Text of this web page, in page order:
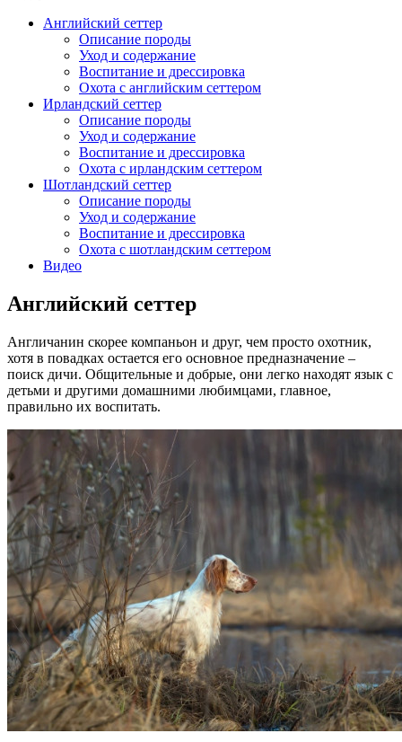
Английский сеттер
Описание породы
Уход и содержание
Воспитание и дрессировка
Охота с английским сеттером
Ирландский сеттер
Описание породы
Уход и содержание
Воспитание и дрессировка
Охота с ирландским сеттером
Шотландский сеттер
Описание породы
Уход и содержание
Воспитание и дрессировка
Охота с шотландским сеттером
Видео
Английский сеттер
Англичанин скорее компаньон и друг, чем просто охотник,
хотя в повадках остается его основное предназначение –
поиск дичи. Общительные и добрые, они легко находят язык с
детьми и другими домашними любимцами, главное,
правильно их воспитать.